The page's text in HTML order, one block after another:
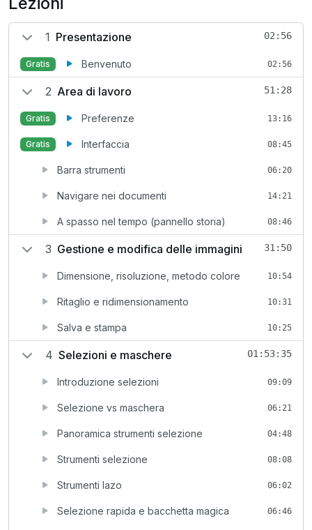
1 Presentazione 02:56
Gratis Benvenuto 02:56
2 Area di lavoro 51:28
Gratis Preferenze 13:16
Gratis Interfaccia 08:45
Barra strumenti 06:20
Navigare nei documenti 14:21
A spasso nel tempo (pannello storia) 08:46
3 Gestione e modifica delle immagini 31:50
Dimensione, risoluzione, metodo colore 10:54
Ritaglio e ridimensionamento 10:31
Salva e stampa 10:25
4 Selezioni e maschere 01:53:35
Introduzione selezioni 09:09
Selezione vs maschera 06:21
Panoramica strumenti selezione 04:48
Strumenti selezione 08:08
Strumenti lazo 06:02
Selezione rapida e bacchetta magica 06:46